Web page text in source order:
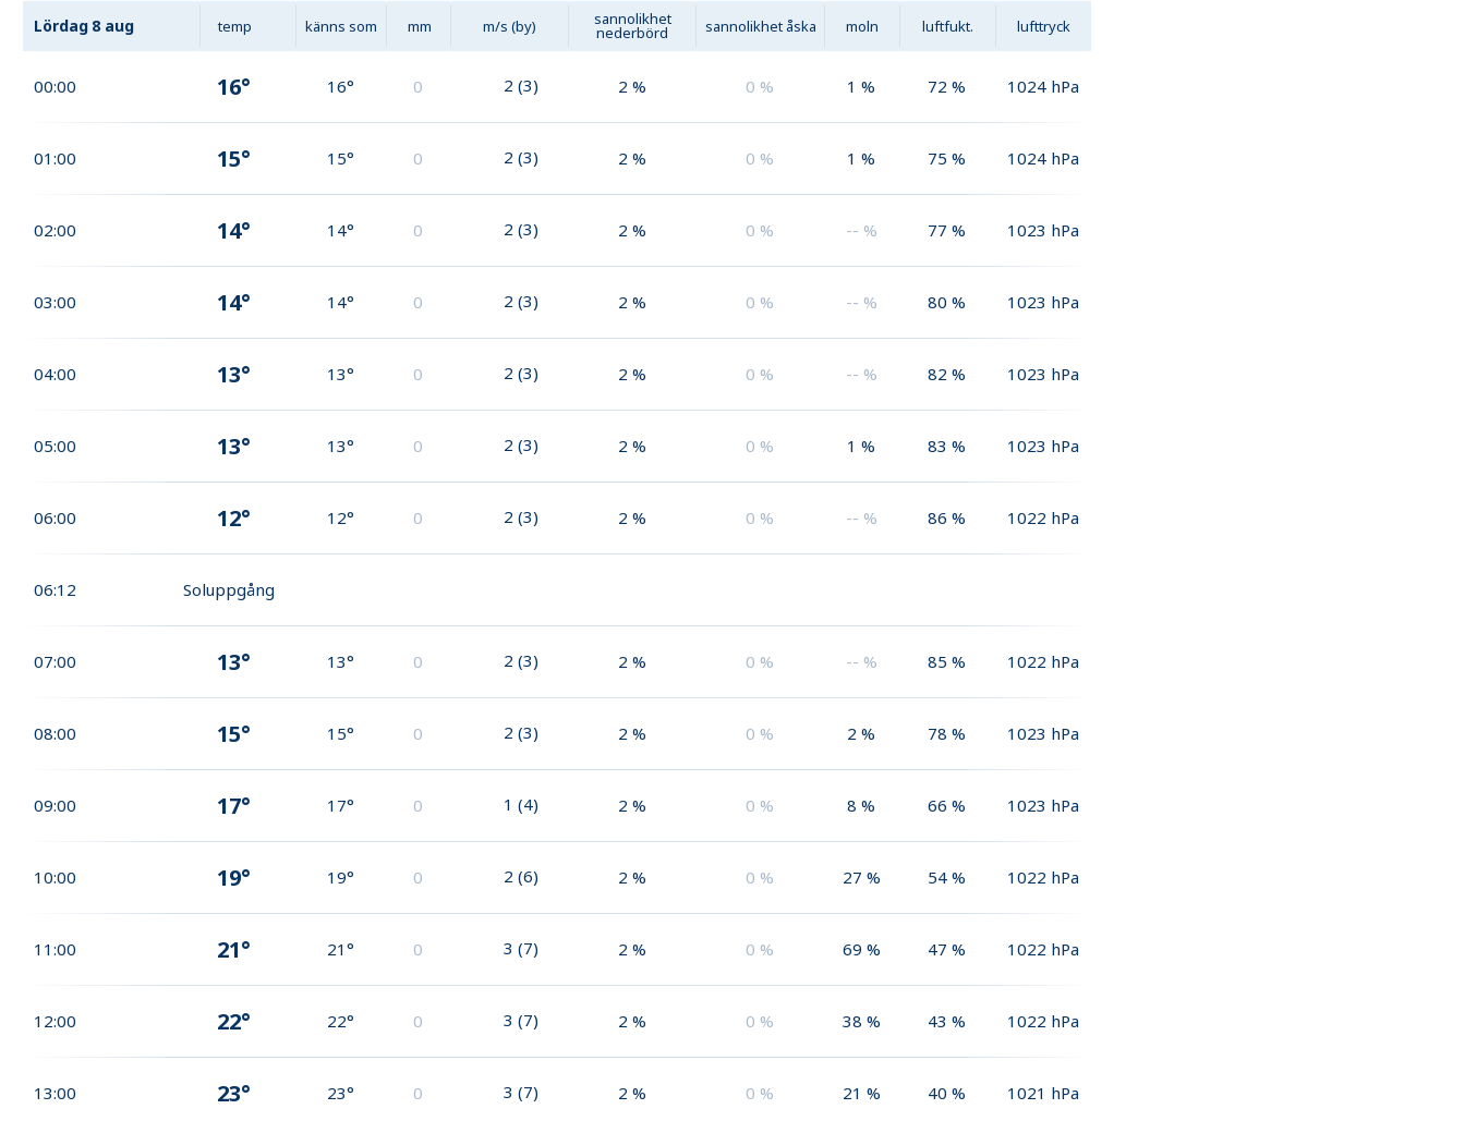
Lördag 8 aug temp känns som mm m/s (by) sannolikhet
nederbörd sannolikhet åska moln luftfukt. lufttryck
00:00 16° 16° 0 2 (3) 2 % 0 % 1 % 72 % 1024 hPa
01:00 15° 15° 0 2 (3) 2 % 0 % 1 % 75 % 1024 hPa
02:00 14° 14° 0 2 (3) 2 % 0 % -- % 77 % 1023 hPa
03:00 14° 14° 0 2 (3) 2 % 0 % -- % 80 % 1023 hPa
04:00 13° 13° 0 2 (3) 2 % 0 % -- % 82 % 1023 hPa
05:00 13° 13° 0 2 (3) 2 % 0 % 1 % 83 % 1023 hPa
06:00 12° 12° 0 2 (3) 2 % 0 % -- % 86 % 1022 hPa
06:12 Soluppgång
07:00 13° 13° 0 2 (3) 2 % 0 % -- % 85 % 1022 hPa
08:00 15° 15° 0 2 (3) 2 % 0 % 2 % 78 % 1023 hPa
09:00 17° 17° 0 1 (4) 2 % 0 % 8 % 66 % 1023 hPa
10:00 19° 19° 0 2 (6) 2 % 0 % 27 % 54 % 1022 hPa
11:00 21° 21° 0 3 (7) 2 % 0 % 69 % 47 % 1022 hPa
12:00 22° 22° 0 3 (7) 2 % 0 % 38 % 43 % 1022 hPa
13:00 23° 23° 0 3 (7) 2 % 0 % 21 % 40 % 1021 hPa